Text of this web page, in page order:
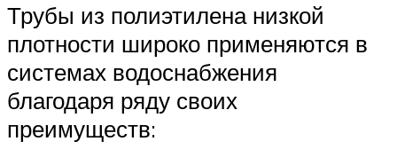
Трубы из полиэтилена низкой
плотности широко применяются в
системах водоснабжения
благодаря ряду своих
преимуществ: